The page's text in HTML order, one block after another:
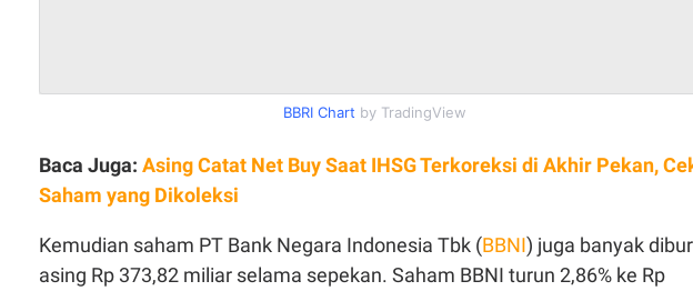
BBRI Chart by TradingView
Baca Juga: Asing Catat Net Buy Saat IHSG Terkoreksi di Akhir Pekan,
Saham yang Dikoleksi
Kemudian saham PT Bank Negara Indonesia Tbk (BBNI) juga banyak
asing Rp 373,82 miliar selama sepekan. Saham BBNI turun 2,86% ke Rp